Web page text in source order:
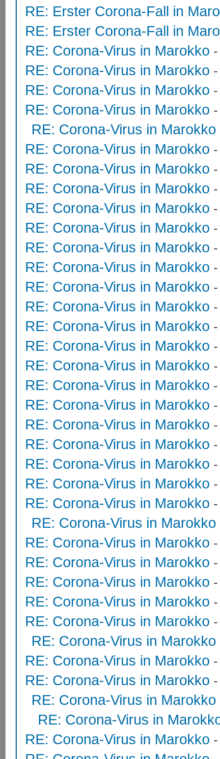
RE: Erster Corona-Fall in
RE: Erster Corona-Fall in
RE: Corona-Virus in Marokko
RE: Corona-Virus in Marokko
RE: Corona-Virus in Marokko
RE: Corona-Virus in Marokko
RE: Corona-Virus in Marokko
RE: Corona-Virus in Marokko
RE: Corona-Virus in Marokko
RE: Corona-Virus in Marokko
RE: Corona-Virus in Marokko
RE: Corona-Virus in Marokko
RE: Corona-Virus in Marokko
RE: Corona-Virus in Marokko
RE: Corona-Virus in Marokko
RE: Corona-Virus in Marokko
RE: Corona-Virus in Marokko
RE: Corona-Virus in Marokko
RE: Corona-Virus in Marokko
RE: Corona-Virus in Marokko
RE: Corona-Virus in Marokko
RE: Corona-Virus in Marokko
RE: Corona-Virus in Marokko
RE: Corona-Virus in Marokko
RE: Corona-Virus in Marokko
RE: Corona-Virus in Marokko
RE: Corona-Virus in Marokko
RE: Corona-Virus in Marokko
RE: Corona-Virus in Marokko
RE: Corona-Virus in Marokko
RE: Corona-Virus in Marokko
RE: Corona-Virus in Marokko
RE: Corona-Virus in Marokko
RE: Corona-Virus in Marokko
RE: Corona-Virus in Marokko
RE: Corona-Virus in Marokko
RE: Corona-Virus in
RE: Corona-Virus in Marokko